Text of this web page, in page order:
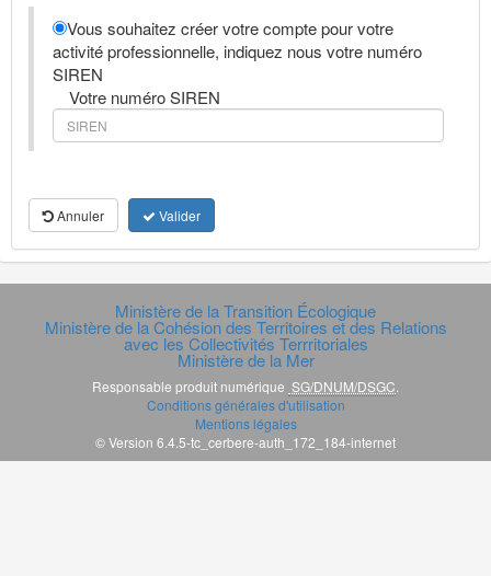
Vous souhaitez créer votre compte pour votre
activité professionnelle, indiquez nous votre numéro
SIREN
Votre numéro SIREN
Annuler Valider
Ministère de la Transition Écologique
Ministère de la Cohésion des Territoires et des Relations
avec les Collectivités Terrritoriales
Ministère de la Mer
Responsable produit numérique SG/DNUM/DSGC
Conditions générales d'utilisation
Mentions légales
© Version 6.4.5-tc_cerbere-auth_172_184-internet